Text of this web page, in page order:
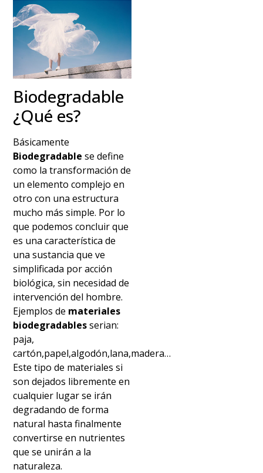
Biodegradable
¿Qué es?
Básicamente
Biodegradable se define
como la transformación de
un elemento complejo en
otro con una estructura
mucho más simple. Por lo
que podemos concluir que
es una característica de
una sustancia que ve
simplificada por acción
biológica, sin necesidad de
intervención del hombre.
Ejemplos de materiales
biodegradablesserian:
paja,
cartón,papel,algodón,lana,madera…
Este tipo de materiales si
son dejados libremente en
cualquier lugar se irán
degradando de forma
natural hasta finalmente
convertirse en nutrientes
que se unirán a la
naturaleza.